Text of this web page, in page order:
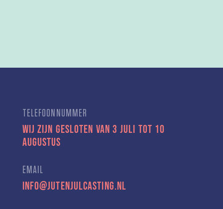
TELEFOONNUMMER
Wij zijn gesloten van 3 juli tot 10
augustus
EMAIL
info@jutenjulcasting.nl